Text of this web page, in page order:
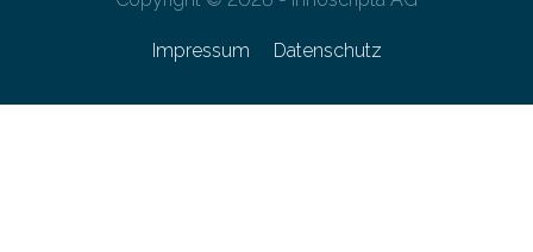
Impressum Datenschutz